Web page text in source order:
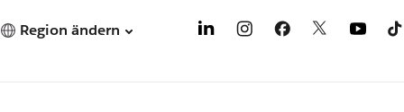
Region ändern